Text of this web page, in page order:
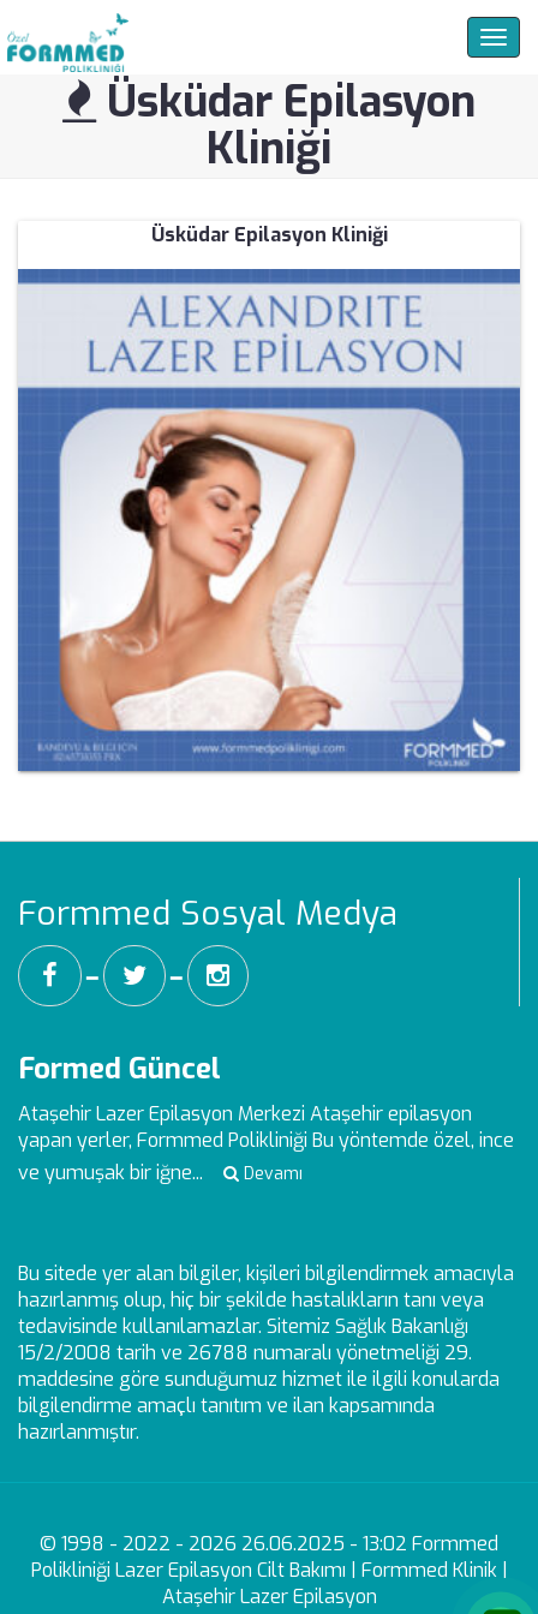
Üsküdar Epilasyon
Kliniği
Üsküdar Epilasyon Kliniği
Formmed Sosyal Medya
━ ━
Formed Güncel
Ataşehir Lazer Epilasyon Merkezi Ataşehir epilasyon
yapan yerler, Formmed Polikliniği Bu yöntemde özel, ince
ve yumuşak bir iğne...
Devamı
Bu sitede yer alan bilgiler, kişileri bilgilendirmek amacıyla
hazırlanmış olup, hiç bir şekilde hastalıkların tanı veya
tedavisinde kullanılamazlar. Sitemiz Sağlık Bakanlığı
15/2/2008 tarih ve 26788 numaralı yönetmeliği 29.
maddesine göre sunduğumuz hizmet ile ilgili konularda
bilgilendirme amaçlı tanıtım ve ilan kapsamında
hazırlanmıştır.
© 1998 - 2022 - 2026 26.06.2025 - 13:02 Formmed
Polikliniği Lazer Epilasyon Cilt Bakımı | Formmed Klinik |
Ataşehir Lazer Epilasyon